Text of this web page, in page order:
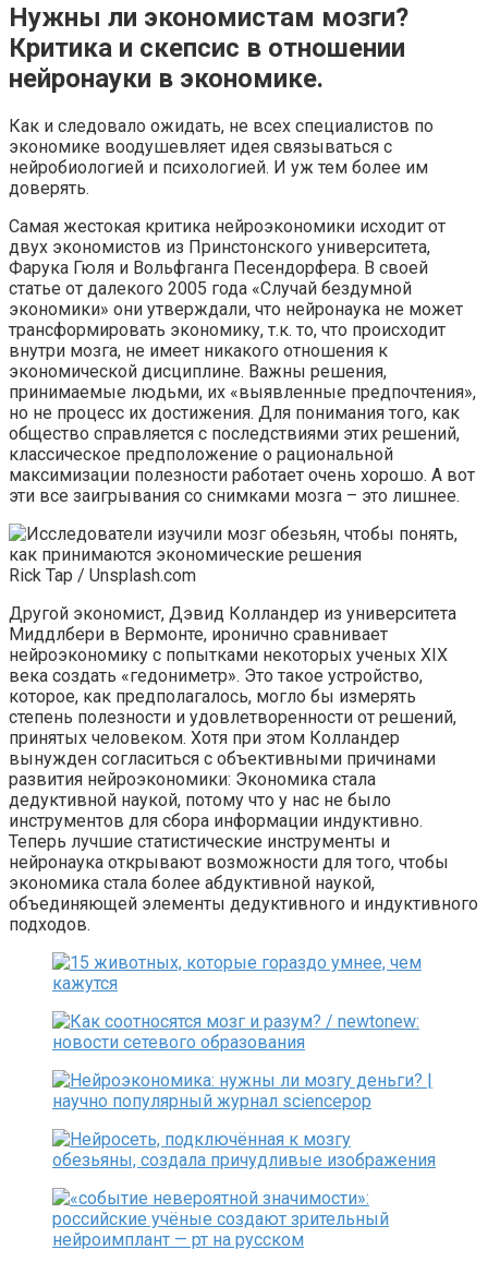
Нужны ли экономистам мозги?
Критика и скепсис в отношении
нейронауки в экономике.
Как и следовало ожидать, не всех специалистов по
экономике воодушевляет идея связываться с
нейробиологией и психологией. И уж тем более им
доверять.
Самая жестокая критика нейроэкономики исходит от
двух экономистов из Принстонского университета,
Фарука Гюля и Вольфганга Песендорфера. В своей
статье от далекого 2005 года «Случай бездумной
экономики» они утверждали, что нейронаука не может
трансформировать экономику, т.к. то, что происходит
внутри мозга, не имеет никакого отношения к
экономической дисциплине. Важны решения,
принимаемые людьми, их «выявленные предпочтения»,
но не процесс их достижения. Для понимания того, как
общество справляется с последствиями этих решений,
классическое предположение о рациональной
максимизации полезности работает очень хорошо. А вот
эти все заигрывания со снимками мозга – это лишнее.
Rick Tap / Unsplash.com
Другой экономист, Дэвид Колландер из университета
Миддлбери в Вермонте, иронично сравнивает
нейроэкономику с попытками некоторых ученых XIX
века создать «гедониметр». Это такое устройство,
которое, как предполагалось, могло бы измерять
степень полезности и удовлетворенности от решений,
принятых человеком. Хотя при этом Колландер
вынужден согласиться с объективными причинами
развития нейроэкономики: Экономика стала
дедуктивной наукой, потому что у нас не было
инструментов для сбора информации индуктивно.
Теперь лучшие статистические инструменты и
нейронаука открывают возможности для того, чтобы
экономика стала более абдуктивной наукой,
объединяющей элементы дедуктивного и индуктивного
подходов.